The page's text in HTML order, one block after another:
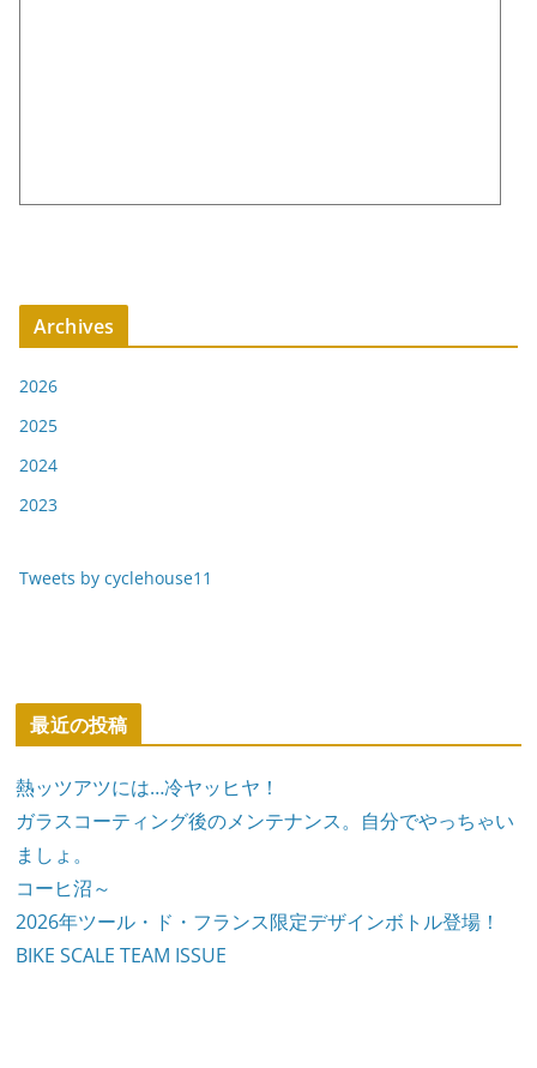
Archives
2026
2025
2024
2023
Tweets by cyclehouse11
最近の投稿
熱ッツアツには…冷ヤッヒヤ！
ガラスコーティング後のメンテナンス。自分でやっちゃい
ましょ。
コーヒ沼～
2026年ツール・ド・フランス限定デザインボトル登場！
BIKE SCALE TEAM ISSUE